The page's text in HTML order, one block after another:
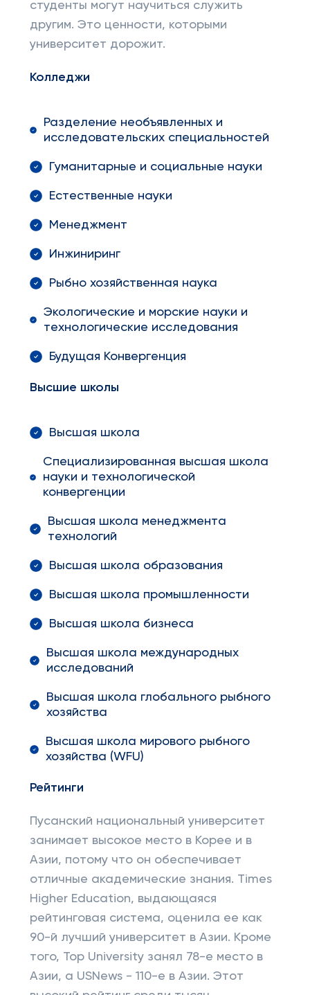
студенты могут научиться служить
другим. Это ценности, которыми
университет дорожит.
Колледжи
Разделение необъявленных и
исследовательских специальностей
Гуманитарные и социальные науки
Естественные науки
Менеджмент
Инжиниринг
Рыбно хозяйственная наука
Экологические и морские науки и
технологические исследования
Будущая Конвергенция
Высшие школы
Высшая школа
Специализированная высшая школа
науки и технологической
конвергенции
Высшая школа менеджмента
технологий
Высшая школа образования
Высшая школа промышленности
Высшая школа бизнеса
Высшая школа международных
исследований
Высшая школа глобального рыбного
хозяйства
Высшая школа мирового рыбного
хозяйства (WFU)
Рейтинги
Пусанский национальный университет
занимает высокое место в Корее и в
Азии, потому что он обеспечивает
отличные академические знания. Times
Higher Education, выдающаяся
рейтинговая система, оценила ее как
90-й лучший университет в Азии. Кроме
того, Top University занял 78-е место в
Азии, а USNews - 110-е в Азии. Этот